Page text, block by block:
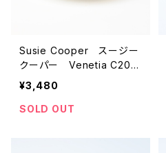
Susie Cooper スージー
クーパー Venetia C203
9 （筆記体ロゴ） ビンテ
ージ カップ＆ソーサー
【イギリス】 アンティー
¥3,480
SOLD OUT